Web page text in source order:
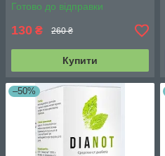
Готово до відправки
130 ₴ 260 ₴
Купити
–50%